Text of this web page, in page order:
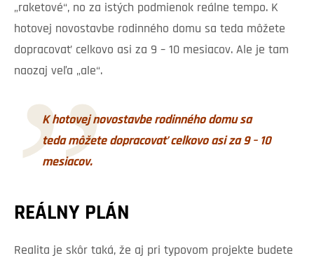
„raketové“, no za istých podmienok reálne tempo. K
hotovej novostavbe rodinného domu sa teda môžete
dopracovať celkovo asi za 9 – 10 mesiacov. Ale je tam
naozaj veľa „ale“.
K hotovej novostavbe rodinného domu sa
teda môžete dopracovať celkovo asi za 9 – 10
mesiacov.
REÁLNY PLÁN
Realita je skôr taká, že aj pri typovom projekte budete